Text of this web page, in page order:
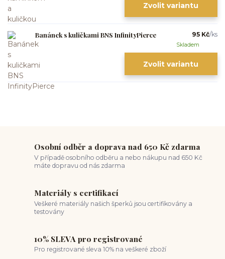
Zvolit variantu
Banánek s kuličkami BNS InfinityPierce 95 Kč/ks
Skladem
Zvolit variantu
Osobní odběr a doprava nad 650 Kč zdarma
V případě osobního odběru a nebo nákupu nad 650 Kč
máte dopravu od nás zdarma
Materiály s certifikací
Veškeré materiály našich šperků jsou certifikovány a
testovány
10% SLEVA pro registrované
Pro registrované sleva 10% na veškeré zboží